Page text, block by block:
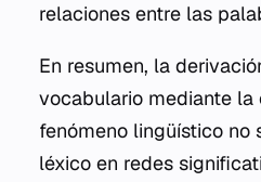
relaciones entre las
En resumen, la
vocabulario mediante la
fenómeno lingüístico no
léxico en redes